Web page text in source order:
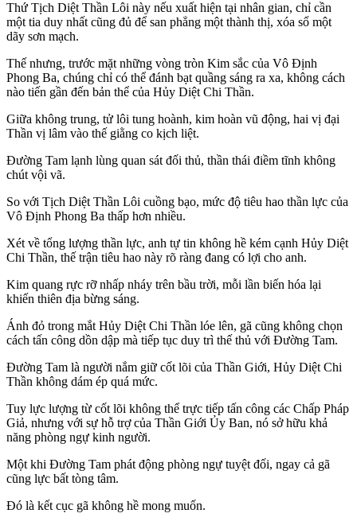
Thứ Tịch Diệt Thần Lôi này nếu xuất hiện tại nhân gian, chỉ cần
một tia duy nhất cũng đủ để san phẳng một thành thị, xóa sổ một
dãy sơn mạch.
Thế nhưng, trước mặt những vòng tròn Kim sắc của Vô Định
Phong Ba, chúng chỉ có thể đánh bạt quầng sáng ra xa, không cách
nào tiến gần đến bản thể của Hủy Diệt Chi Thần.
Giữa không trung, tử lôi tung hoành, kim hoàn vũ động, hai vị đại
Thần vị lâm vào thế giằng co kịch liệt.
Đường Tam lạnh lùng quan sát đối thủ, thần thái điềm tĩnh không
chút vội vã.
So với Tịch Diệt Thần Lôi cuồng bạo, mức độ tiêu hao thần lực của
Vô Định Phong Ba thấp hơn nhiều.
Xét về tổng lượng thần lực, anh tự tin không hề kém cạnh Hủy Diệt
Chi Thần, thế trận tiêu hao này rõ ràng đang có lợi cho anh.
Kim quang rực rỡ nhấp nháy trên bầu trời, mỗi lần biến hóa lại
khiến thiên địa bừng sáng.
Ánh đỏ trong mắt Hủy Diệt Chi Thần lóe lên, gã cũng không chọn
cách tấn công dồn dập mà tiếp tục duy trì thế thủ với Đường Tam.
Đường Tam là người nắm giữ cốt lõi của Thần Giới, Hủy Diệt Chi
Thần không dám ép quá mức.
Tuy lực lượng từ cốt lõi không thể trực tiếp tấn công các Chấp Pháp
Giả, nhưng với sự hỗ trợ của Thần Giới Ủy Ban, nó sở hữu khả
năng phòng ngự kinh người.
Một khi Đường Tam phát động phòng ngự tuyệt đối, ngay cả gã
cũng lực bất tòng tâm.
Đó là kết cục gã không hề mong muốn.